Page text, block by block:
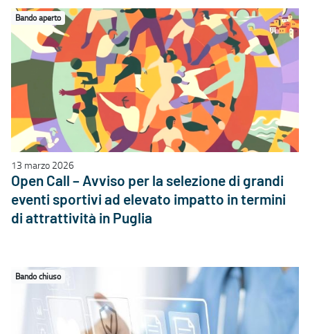
Bando aperto
13 marzo 2026
Open Call – Avviso per la selezione di grandi
eventi sportivi ad elevato impatto in termini
di attrattività in Puglia
Bando chiuso